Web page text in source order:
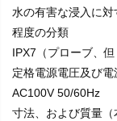
水の有害な浸入に対
程度の分類
IPX7（プローブ、
定格電源電圧及び電
AC100V 50/60Hz
寸法、および質量（